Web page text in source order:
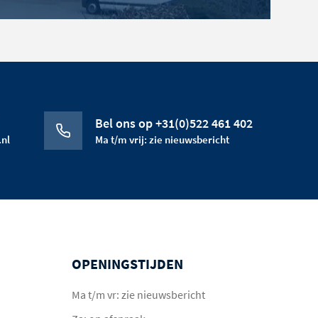
Bel ons op +31(0)522 461 402
Ma t/m vrij: zie nieuwsbericht
OPENINGSTIJDEN
Ma t/m vr: zie nieuwsbericht